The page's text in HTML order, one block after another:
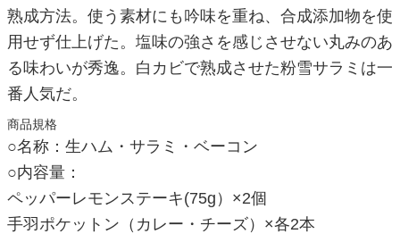
熟成方法。使う素材にも吟味を重ね、合成添加物を使
用せず仕上げた。塩味の強さを感じさせない丸みのあ
る味わいが秀逸。白カビで熟成させた粉雪サラミは一
番人気だ。
商品規格
○名称：生ハム・サラミ・ベーコン
○内容量：
ペッパーレモンステーキ(75g）×2個
手羽ポケットン（カレー・チーズ）×各2本